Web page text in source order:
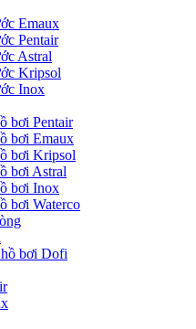
Emaux
Pentair
Astral
Kripsol
Inox
bơi Pentair
bơi Emaux
bơi Kripsol
bơi Astral
bơi Inox
bơi Waterco
bơi Dofi